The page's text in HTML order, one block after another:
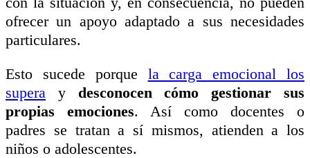
ofrecer un apoyo adaptado a sus necesidades
particulares.
Esto sucede porque la carga emocional los
supera y desconocen cómo gestionar sus
propias emociones. Así como docentes o
padres se tratan a sí mismos, atienden a los
niños o adolescentes.